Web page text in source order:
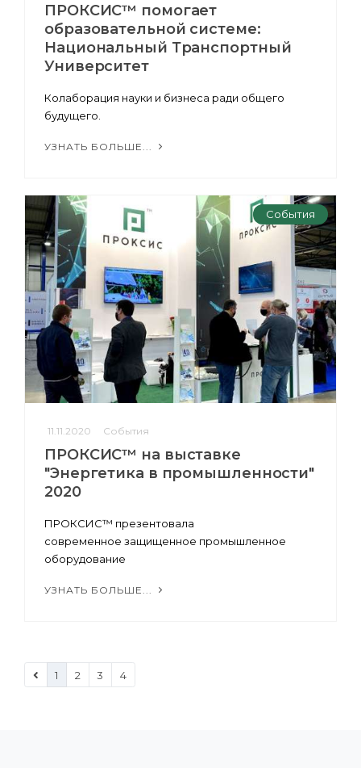
ПРОКСИС™ помогает
образовательной системе:
Национальный Транспортный
Университет
Колаборация науки и бизнеса ради общего
будущего.
УЗНАТЬ БОЛЬШЕ...
События
11.11.2020 События
ПРОКСИС™ на выставке
"Энергетика в промышленности"
2020
ПРОКСИС™ презентовала
современное защищенное промышленное
оборудование
УЗНАТЬ БОЛЬШЕ...
1 2 3 4